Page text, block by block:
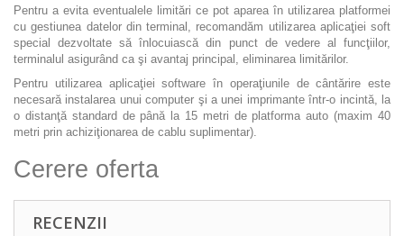
Pentru a evita eventualele limitări ce pot aparea în utilizarea platformei
cu gestiunea datelor din terminal, recomandăm utilizarea aplicaţiei soft
special dezvoltate să înlocuiască din punct de vedere al funcţiilor,
terminalul asigurând ca şi avantaj principal, eliminarea limitărilor.
Pentru utilizarea aplicaţiei software în operaţiunile de cântărire este
necesară instalarea unui computer şi a unei imprimante într-o incintă, la
o distanţă standard de până la 15 metri de platforma auto (maxim 40
metri prin achiziţionarea de cablu suplimentar).
Cerere oferta
RECENZII